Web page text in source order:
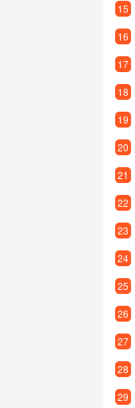
15
16
17
18
19
20
21
22
23
24
25
26
27
28
29